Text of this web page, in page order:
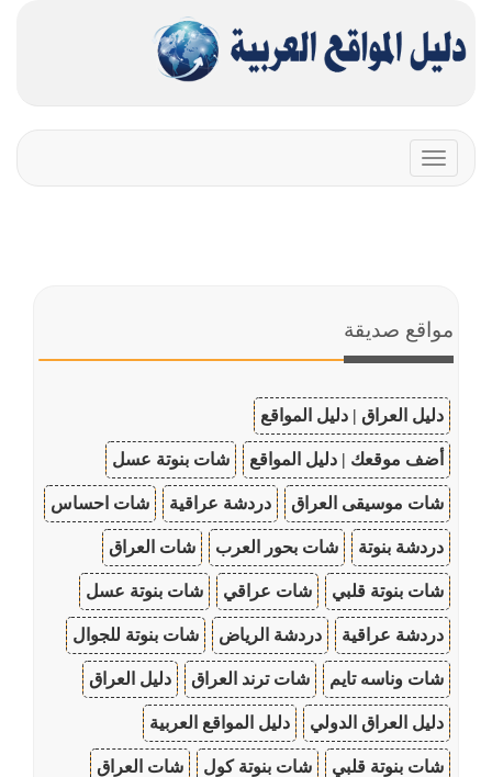
Toggle
navigation
مواقع صديقة
دليل العراق | دليل المواقع
أضف موقعك | دليل المواقع شات بنوتة عسل
شات موسيقى العراق دردشة عراقية شات احساس
دردشة بنوتة شات بحور العرب شات العراق
شات بنوتة قلبي شات عراقي شات بنوتة عسل
دردشة عراقية دردشة الرياض شات بنوتة للجوال
شات وناسه تايم شات ترند العراق دليل العراق
دليل العراق الدولي دليل المواقع العربية
شات بنوتة قلبي شات بنوتة كول شات العراق